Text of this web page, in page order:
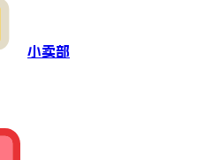
小卖部